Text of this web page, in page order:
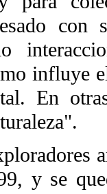
con
influye
En
y se